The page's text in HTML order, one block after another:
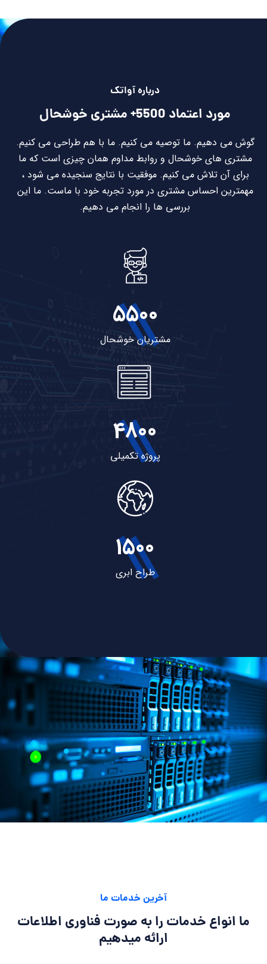
درباره آواتک
مورد اعتماد 5500+ مشتری خوشحال
گوش می دهیم. ما توصیه می کنیم. ما با هم طراحی می کنیم.
مشتری های خوشحال و روابط مداوم همان چیزی است که ما
برای آن تلاش می کنیم. موفقیت با نتایج سنجیده می شود ،
مهمترین احساس مشتری در مورد تجربه خود با ماست. ما این
بررسی ها را انجام می دهیم.
5500
مشتریان خوشحال
4800
پروژه تکمیلی
1500
طراح ابری
آخرین خدمات ما
ما انواع خدمات را به صورت فناوری اطلاعات
ارائه میدهیم